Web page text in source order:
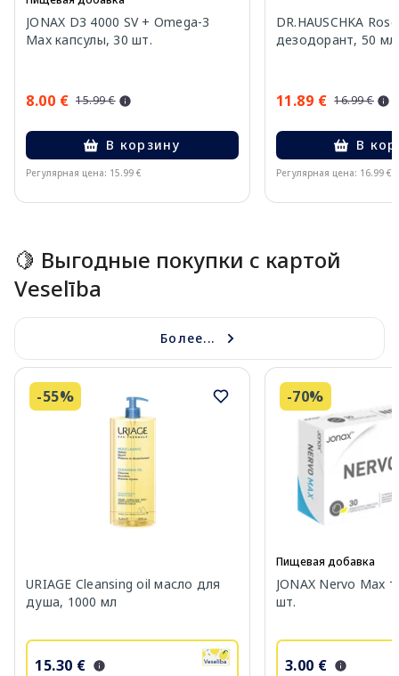
JONAX D3 4000 SV + Omega-3
Max капсулы, 30 шт.
8.00 € 15.99 €
В корзину
Регулярная цена: 15.99 €
DR.HAUSCHKA
дезодорант, 50 мл
11.89 € 16.99 €
В
Регулярная цена: 16.99 €
🍋 Выгодные покупки с картой
Veselība
Более...
-55%
URIAGE Cleansing oil масло для
душа, 1000 мл
15.30 €
-70%
Пищевая добавка
JONAX Nervo Max
шт.
3.00 €